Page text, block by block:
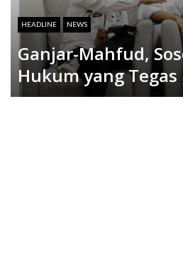
HEADLINE NEWS
Ganjar-Mahfud,
Hukum yang Tegas